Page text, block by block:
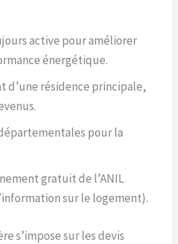
active pour améliorer
énergétique.
d’une résidence principale,
pour la
gratuit de l’ANIL
sur le logement).
s’impose sur les devis